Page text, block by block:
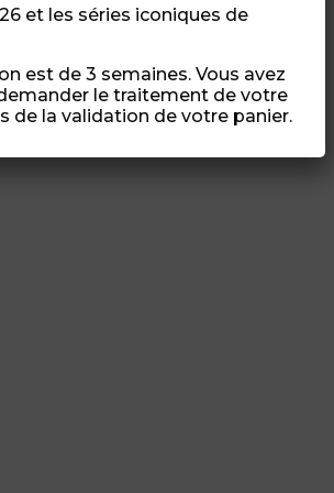
et les séries iconiques de
est de 3 semaines. Vous avez
le traitement de votre
de la validation de votre panier.